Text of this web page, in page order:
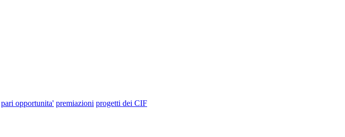
pari opportunita' premiazioni progetti dei CIF